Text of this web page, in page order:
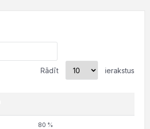
Rādīt ierakstus
80 %